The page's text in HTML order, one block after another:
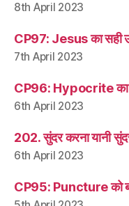
8th April 2023
CP97: Jesus का सही
7th April 2023
CP96: Hypocrite का
6th April 2023
202. सुंदर करना यानी
6th April 2023
CP95: Puncture को